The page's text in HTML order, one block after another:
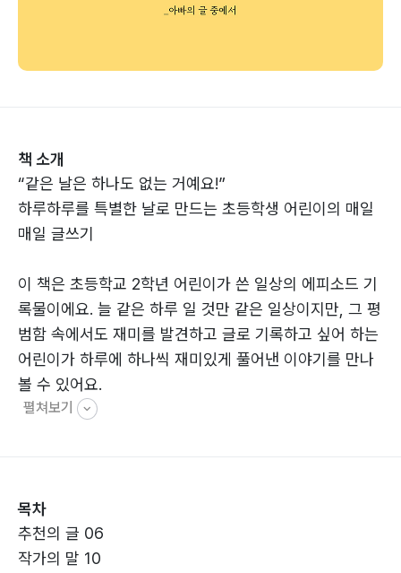
책 소개
“같은 날은 하나도 없는 거예요!”
하루하루를 특별한 날로 만드는 초등학생 어린이의 매일
매일 글쓰기
이 책은 초등학교 2학년 어린이가 쓴 일상의 에피소드 기
록물이에요. 늘 같은 하루 일 것만 같은 일상이지만, 그 평
범함 속에서도 재미를 발견하고 글로 기록하고 싶어 하는
어린이가 하루에 하나씩 재미있게 풀어낸 이야기를 만나
볼 수 있어요.
각각의 에피소드 안에는 재미있는 그림과 함께 작가의 순
감할 수 있을 거예요. 하지만 어린이들뿐 아니라, 매일매
일 나만의 글쓰기를 하고 싶어 하는 어른들에게도 작은 영
감을 안겨줄 수 있는 소중한 책이랍니다.
펼쳐보기
목차
추천의 글 06
작가의 말 10